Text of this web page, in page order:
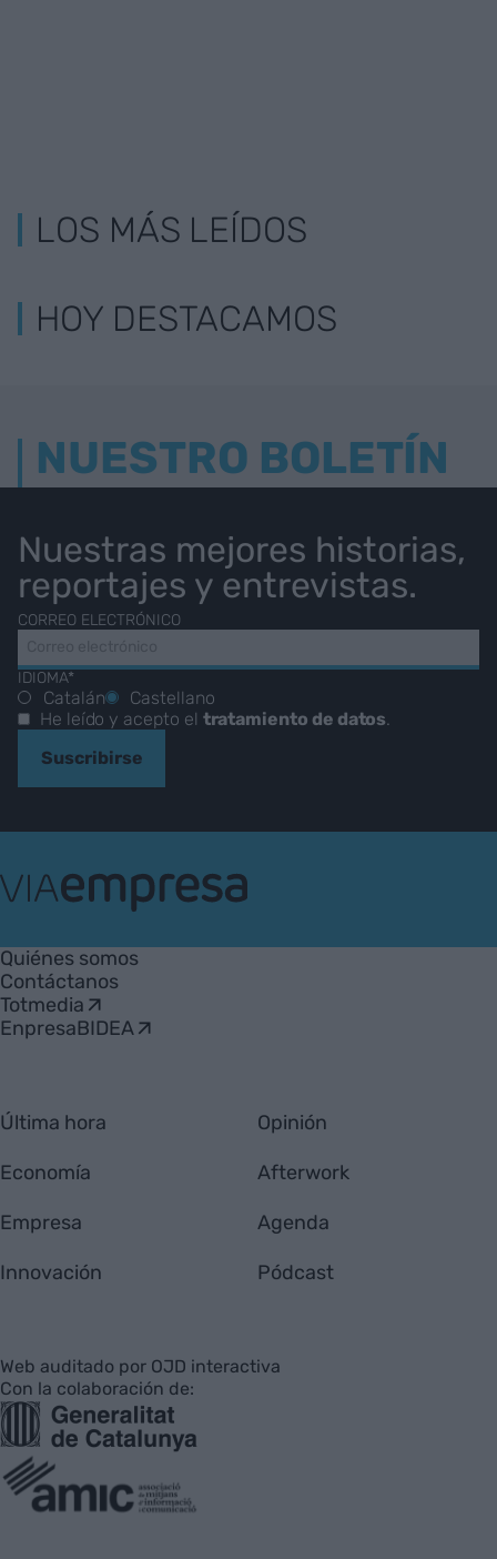
LOS MÁS LEÍDOS
HOY DESTACAMOS
NUESTRO BOLETÍN
Nuestras mejores historias,
reportajes y entrevistas.
CORREO ELECTRÓNICO
IDIOMA*
Catalán
Castellano
He leído y acepto el tratamiento de datos.
Suscribirse
Empresa
Quiénes somos
Contáctanos
Totmedia
EnpresaBIDEA
Última hora
Economía
Empresa
Innovación
Opinión
Afterwork
Agenda
Pódcast
Web auditado por OJD interactiva
Con la colaboración de: